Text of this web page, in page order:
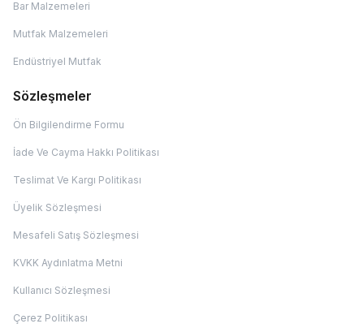
Bar Malzemeleri
Mutfak Malzemeleri
Endüstriyel Mutfak
Sözleşmeler
Ön Bilgilendirme Formu
İade Ve Cayma Hakkı Politikası
Teslimat Ve Kargı Politikası
Üyelik Sözleşmesi
Mesafeli Satış Sözleşmesi
KVKK Aydınlatma Metni
Kullanıcı Sözleşmesi
Çerez Politikası